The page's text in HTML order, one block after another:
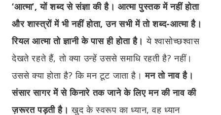
‘आत्मा’, यों शब्द से संज्ञा की है। आत्मा पुस्तक में नहीं होता
और शास्त्रों में भी नहीं होता, उन सभी में तो शब्द-आत्मा है।
रियल आत्मा तो ज्ञानी के पास ही होता है। ये श्वासोच्छश्वास
देखते रहते हैं, तो क्या उन्हें उससे समाधि रहती है? नहीं।
उससे क्या होता है? कि मन टूट जाता है।मन तो नाव है।
संसार सागर में से किनारे तक जाने के लिए मन की नाव की
ज़रूरत पड़ती है।खुद के स्वरूप का ध्यान, वह ध्यान